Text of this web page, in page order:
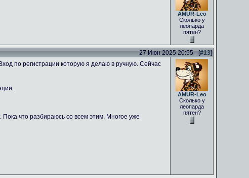
AMUR-Leo
Сколько у
леопарда
пятен?
27 Июн 2025 20:55 - [#13]
по регистрации которую я делаю в ручную. Сейчас
что разбираюсь со всем этим. Многое уже
AMUR-Leo
Сколько у
леопарда
пятен?